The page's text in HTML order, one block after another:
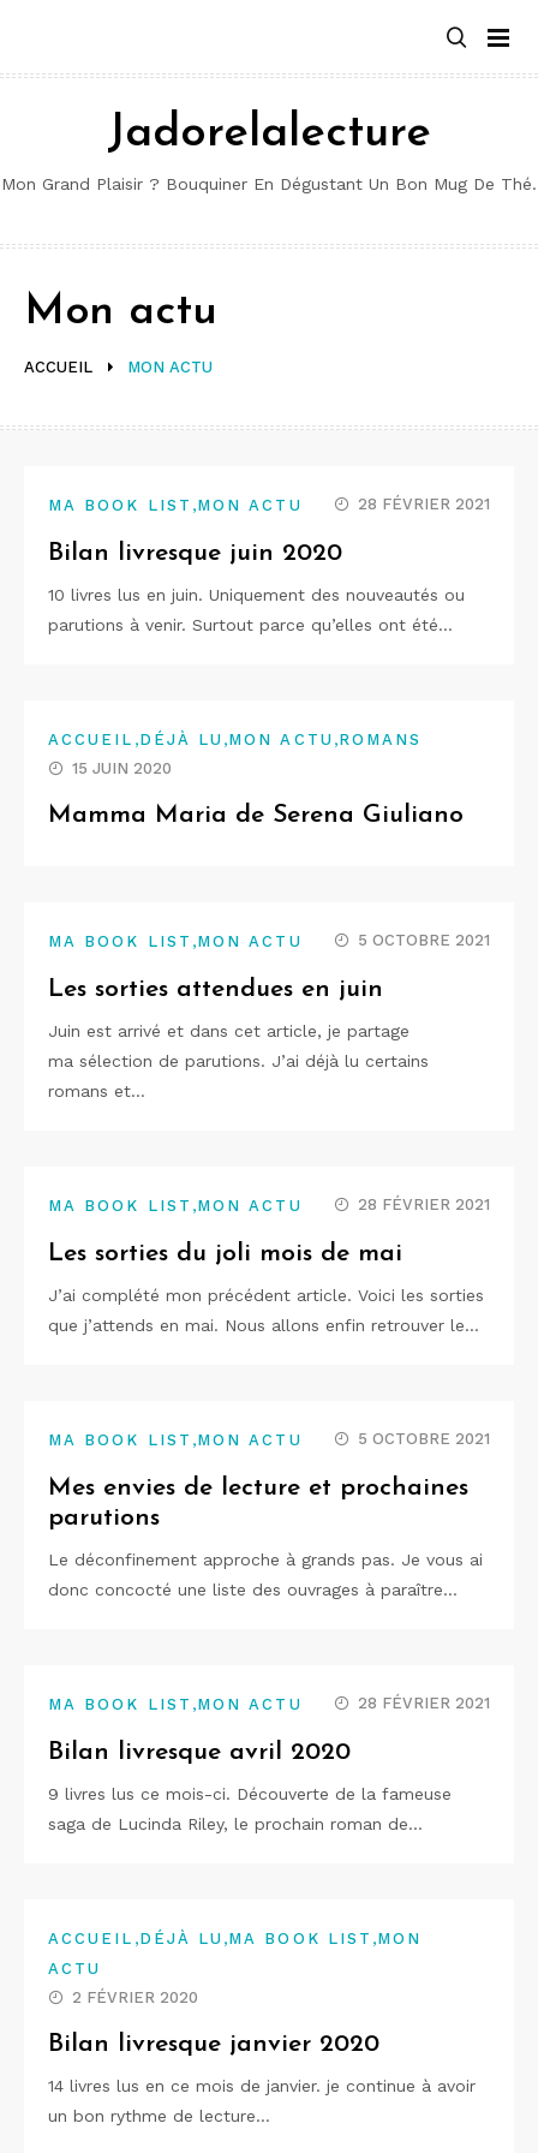
contenu
Jadorelalecture
Mon Grand Plaisir ? Bouquiner En Dégustant Un Bon Mug De Thé.
ACCUEIL MON ACTU
Mon actu
MA BOOK LIST ,MON ACTU 28 FÉVRIER 2021
Bilan livresque juin 2020
10 livres lus en juin. Uniquement des nouveautés ou
parutions à venir. Surtout parce qu’elles ont été…
ACCUEIL ,DÉJÀ LU ,MON ACTU ,ROMANS
15 JUIN 2020
Mamma Maria de Serena Giuliano
MA BOOK LIST ,MON ACTU 5 OCTOBRE 2021
Les sorties attendues en juin
Juin est arrivé et dans cet article, je partage
ma sélection de parutions. J’ai déjà lu certains
romans et…
MA BOOK LIST ,MON ACTU 28 FÉVRIER 2021
Les sorties du joli mois de mai
J’ai complété mon précédent article. Voici les sorties
que j’attends en mai. Nous allons enfin retrouver le…
MA BOOK LIST ,MON ACTU 5 OCTOBRE 2021
Mes envies de lecture et prochaines
parutions
Le déconfinement approche à grands pas. Je vous ai
donc concocté une liste des ouvrages à paraître…
MA BOOK LIST ,MON ACTU 28 FÉVRIER 2021
Bilan livresque avril 2020
9 livres lus ce mois-ci. Découverte de la fameuse
saga de Lucinda Riley, le prochain roman de…
ACCUEIL ,DÉJÀ LU ,MA BOOK LIST ,MON
ACTU
2 FÉVRIER 2020
Bilan livresque janvier 2020
14 livres lus en ce mois de janvier. je continue à avoir
un bon rythme de lecture…